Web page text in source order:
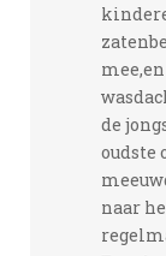
de
oudste
naar